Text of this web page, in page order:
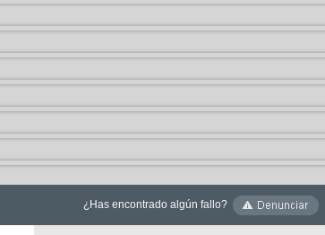
¿Has encontrado algún fallo?